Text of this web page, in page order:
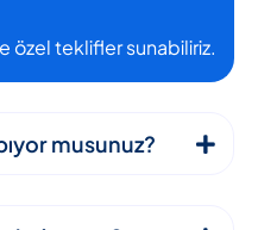
özel teklifler sunabiliriz.
musunuz?